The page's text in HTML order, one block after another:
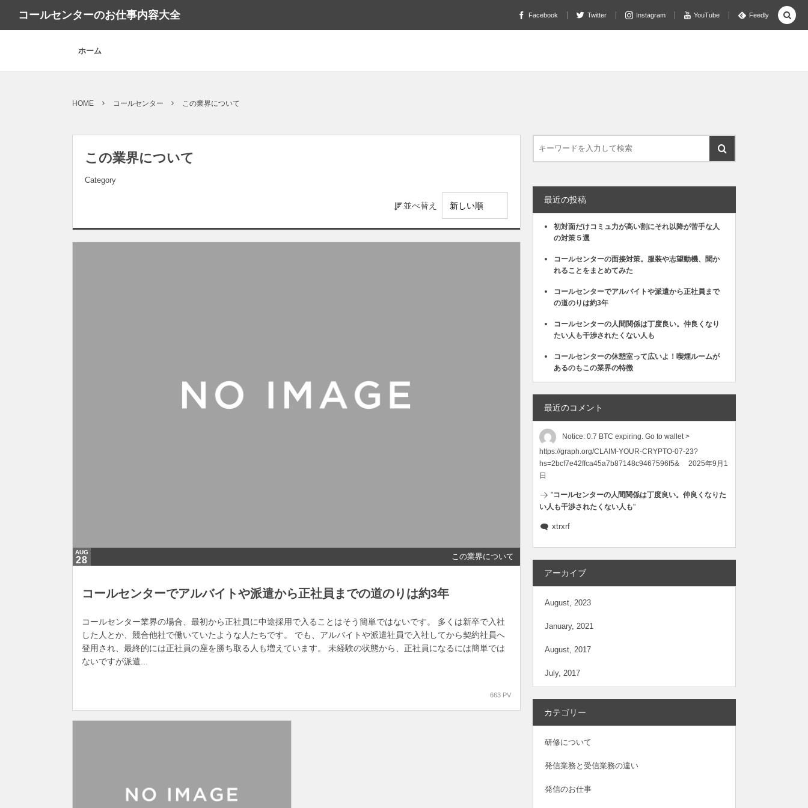
コールセンターのお仕事内容大全 Facebook Twitter Instagram YouTube Feedly
ホーム
HOME コールセンター この業界について
この業界について
Category
並べ替え
AUG
28 この業界について
コールセンターでアルバイトや派遣から正社員までの道のりは約3年
コールセンター業界の場合、最初から正社員に中途採用で入ることはそう簡単ではないです。 多くは新卒で入社
した人とか、競合他社で働いていたような人たちです。 でも、アルバイトや派遣社員で入社してから契約社員へ
登用され、最終的には正社員の座を勝ち取る人も増えています。 未経験の状態から、正社員になるには簡単では
ないですが派遣...
663 PV
最近の投稿
初対面だけコミュ力が高い割にそれ以降が苦手な人
の対策５選
コールセンターの面接対策。服装や志望動機、聞か
れることをまとめてみた
コールセンターでアルバイトや派遣から正社員まで
の道のりは約3年
コールセンターの人間関係は丁度良い。仲良くなり
たい人も干渉されたくない人も
コールセンターの休憩室って広いよ！喫煙ルームが
あるのもこの業界の特徴
最近のコメント
Notice: 0.7 BTC expiring. Go to wallet >
https://graph.org/CLAIM-YOUR-CRYPTO-07-23?
hs=2bcf7e42ffca45a7b87148c9467596f5&
2025年9月1
日
"コールセンターの人間関係は丁度良い。仲良くなりた
い人も干渉されたくない人も"
xtrxrf
アーカイブ
August, 2023
January, 2021
August, 2017
July, 2017
カテゴリー
研修について
発信業務と受信業務の違い
発信のお仕事